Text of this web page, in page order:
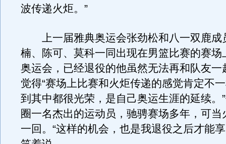
波传递火炬。”
上一届雅典奥运会张劲松和八一双鹿成
楠、陈可、莫科一同出现在男篮比赛的赛场
奥运会，已经退役的他虽然无法再和队友一
觉得“赛场上比赛和火炬传递的感觉肯定不
到其中都很光荣，是自己奥运生涯的延续。
圈一名杰出的运动员，驰骋赛场多年，可当
一回。“这样的机会，也是我退役之后才能